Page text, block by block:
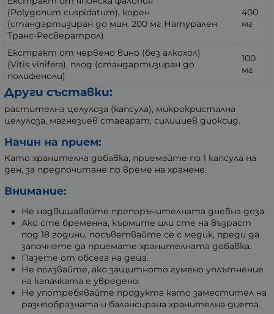
(Polygonum cuspidatum), корен
(стандартизиран до мин. 200 мг Натурален
Транс-Ресвератрол)
400
мг
Екстракт от червено вино (без алкохол)
(Vitis vinifera), плод (стандартизиран до
полифеноли)
100
мг
Други съставки:
растителна целулоза (капсула), микрокристална
целулоза, магнезиев стаеарат, силициев диоксид.
Начин на прием:
Като хранителна добавка, приемайте по 1 капсула на
ден, за предпочитане по време на хранене.
Внимание:
Не надвишавайте препоръчителната дневна доза.
Ако сте бременна, кърмите или сте на възраст
под 18 години, посъветвайте се с медик, преди да
започнете да приемате хранителната добавка.
Пазете от обсега на деца.
Не ползвайте, ако защитното гумено уплътнение
на капачката е увредено.
Не употребявайте продукта като заместител на
разнообразната и балансирана хранителна диета.